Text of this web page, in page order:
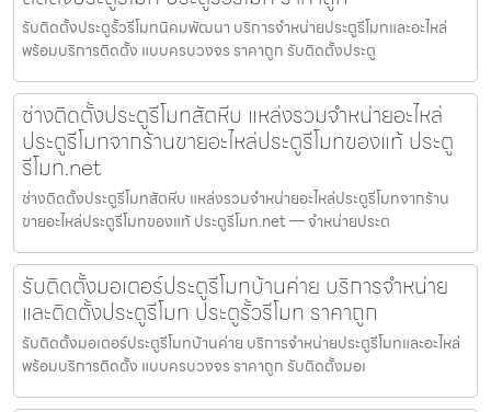
รับติดตั้งประตูรั้วรีโมทนิคมพัฒนา บริการจำหน่ายประตูรีโมทและอะไหล่
พร้อมบริการติดตั้ง แบบครบวงจร ราคาถูก รับติดตั้งประตู
ช่างติดตั้งประตูรีโมทสัตหีบ แหล่งรวมจำหน่ายอะไหล่
ประตูรีโมทจากร้านขายอะไหล่ประตูรีโมทของแท้ ประตู
รีโมท.net
ช่างติดตั้งประตูรีโมทสัตหีบ แหล่งรวมจำหน่ายอะไหล่ประตูรีโมทจากร้าน
ขายอะไหล่ประตูรีโมทของแท้ ประตูรีโมท.net — จำหน่ายประต
รับติดตั้งมอเตอร์ประตูรีโมทบ้านค่าย บริการจำหน่าย
และติดตั้งประตูรีโมท ประตูรั้วรีโมท ราคาถูก
รับติดตั้งมอเตอร์ประตูรีโมทบ้านค่าย บริการจำหน่ายประตูรีโมทและอะไหล่
พร้อมบริการติดตั้ง แบบครบวงจร ราคาถูก รับติดตั้งมอเ